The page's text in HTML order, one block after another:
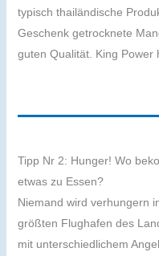
typisch thailändische
Geschenk getrocknete
guten Qualität. King Power
Tipp Nr 2: Hunger! Wo
etwas zu Essen?
Niemand wird verhungern
größten Flughafen des
mit unterschiedlichem